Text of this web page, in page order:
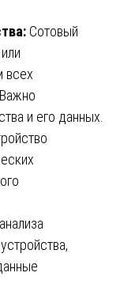
Сотовый
всех
и его данных.